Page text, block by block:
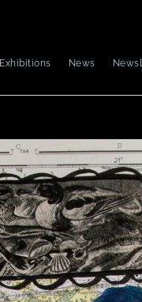
Exhibitions News